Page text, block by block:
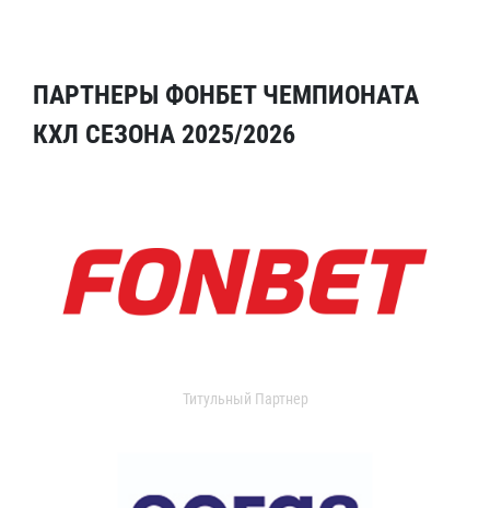
ПАРТНЕРЫ ФОНБЕТ ЧЕМПИОНАТА
КХЛ СЕЗОНА 2025/2026
Титульный Партнер